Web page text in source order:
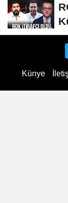
Künye